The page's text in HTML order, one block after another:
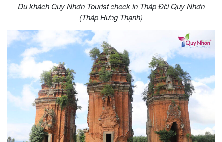
Du khách Quy Nhơn Tourist check in Tháp Đôi Quy Nhơn
(Tháp Hưng Thạnh)